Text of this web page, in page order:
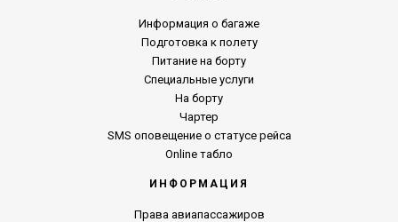
Информация о багаже
Подготовка к полету
Питание на борту
Специальные услуги
На борту
Чартер
SMS оповещение о статусе рейса
Online табло
ИНФОРМАЦИЯ
Права авиапассажиров